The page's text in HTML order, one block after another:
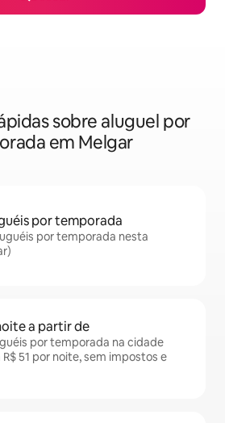
sobre aluguel por
em Melgar
por temporada
por temporada nesta
a partir de
por temporada na cidade
51 por noite, sem impostos e